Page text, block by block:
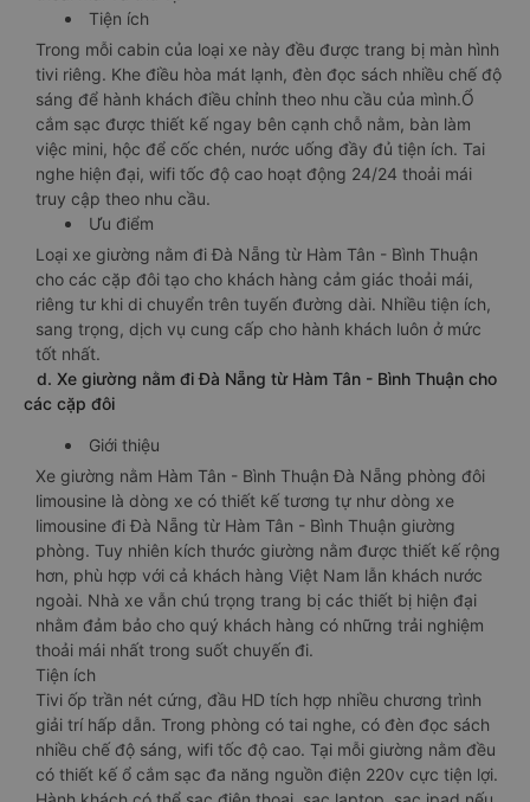
Tiện ích
Trong mỗi cabin của loại xe này đều được trang bị màn hình
tivi riêng. Khe điều hòa mát lạnh, đèn đọc sách nhiều chế độ
sáng để hành khách điều chỉnh theo nhu cầu của mình.Ổ
cắm sạc được thiết kế ngay bên cạnh chỗ nằm, bàn làm
việc mini, hộc để cốc chén, nước uống đầy đủ tiện ích. Tai
nghe hiện đại, wifi tốc độ cao hoạt động 24/24 thoải mái
truy cập theo nhu cầu.
Ưu điểm
Loại xe giường nằm đi Đà Nẵng từ Hàm Tân - Bình Thuận
cho các cặp đôi tạo cho khách hàng cảm giác thoải mái,
riêng tư khi di chuyển trên tuyến đường dài. Nhiều tiện ích,
sang trọng, dịch vụ cung cấp cho hành khách luôn ở mức
tốt nhất.
d. Xe giường nằm đi Đà Nẵng từ Hàm Tân - Bình Thuận cho
các cặp đôi
Giới thiệu
Xe giường nằm Hàm Tân - Bình Thuận Đà Nẵng phòng đôi
limousine là dòng xe có thiết kế tương tự như dòng xe
limousine đi Đà Nẵng từ Hàm Tân - Bình Thuận giường
phòng. Tuy nhiên kích thước giường nằm được thiết kế rộng
hơn, phù hợp với cả khách hàng Việt Nam lẫn khách nước
ngoài. Nhà xe vẫn chú trọng trang bị các thiết bị hiện đại
nhằm đảm bảo cho quý khách hàng có những trải nghiệm
thoải mái nhất trong suốt chuyến đi.
Tiện ích
Tivi ốp trần nét cứng, đầu HD tích hợp nhiều chương trình
giải trí hấp dẫn. Trong phòng có tai nghe, có đèn đọc sách
nhiều chế độ sáng, wifi tốc độ cao. Tại mỗi giường nằm đều
có thiết kế ổ cắm sạc đa năng nguồn điện 220v cực tiện lợi.